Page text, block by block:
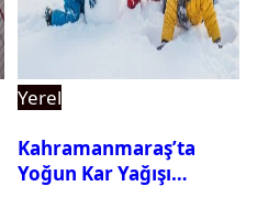
Yerel
Kahramanmaraş’ta
Yoğun Kar Yağışı